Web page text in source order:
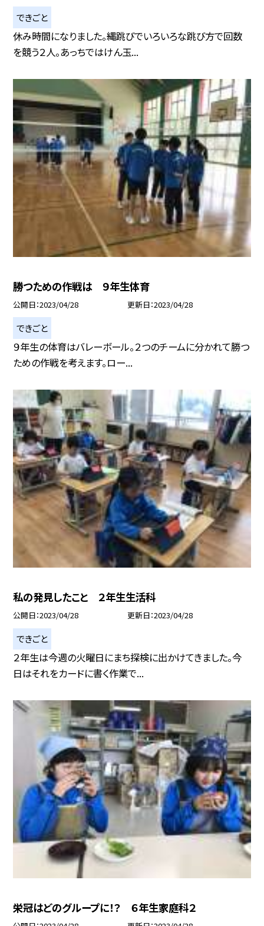
できごと
休み時間になりました。縄跳びでいろいろな跳び方で回数
を競う２人。あっちではけん玉...
勝つための作戦は ９年生体育
公開日 2023/04/28 更新日 2023/04/28
できごと
９年生の体育はバレーボール。２つのチームに分かれて勝つ
ための作戦を考えます。ロー...
私の発見したこと ２年生生活科
公開日 2023/04/28 更新日 2023/04/28
できごと
２年生は今週の火曜日にまち探検に出かけてきました。今
日はそれをカードに書く作業で...
栄冠はどのグループに！？ ６年生家庭科２